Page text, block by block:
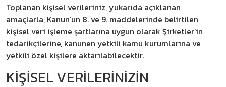
Toplanan kişisel verileriniz, yukarıda açıklanan
amaçlarla, Kanun’un 8. ve 9. maddelerinde belirtilen
kişisel veri işleme şartlarına uygun olarak Şirketler’in
tedarikçilerine, kanunen yetkili kamu kurumlarına ve
yetkili özel kişilere aktarılabilecektir.
KİŞİSEL VERİLERİNİZİN